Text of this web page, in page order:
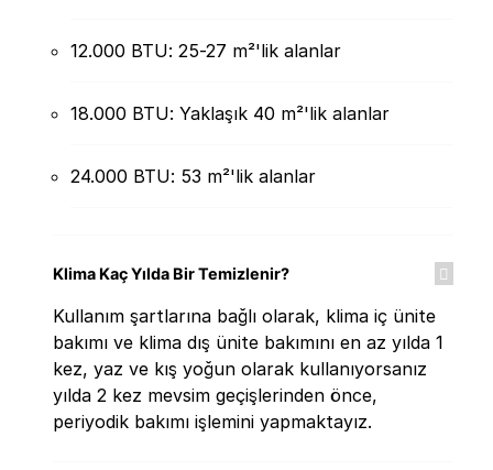
12.000 BTU: 25-27 m²'lik alanlar
18.000 BTU: Yaklaşık 40 m²'lik alanlar
24.000 BTU: 53 m²'lik alanlar
Klima Kaç Yılda Bir Temizlenir?
Kullanım şartlarına bağlı olarak, klima iç ünite
bakımı ve klima dış ünite bakımını en az yılda 1
kez, yaz ve kış yoğun olarak kullanıyorsanız
yılda 2 kez mevsim geçişlerinden önce,
periyodik bakımı işlemini yapmaktayız.